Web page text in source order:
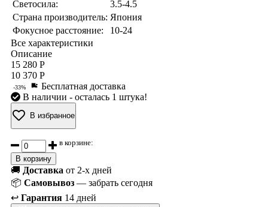
Светосила:
3.5-4.5
Страна производитель: Япония
Фокусное расстояние:
10-24
Все характеристики
Описание
15 280 Р
10 370 Р
-33%
Бесплатная доставка
В наличии - осталась 1 штука!
В избранное
в корзине:
В корзину
🚚 Доставка от 2-х дней
📦 Самовывоз — забрать сегодня
↩️ Гарантия 14 дней